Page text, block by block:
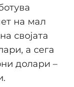
на мал
својата
а сега
долари –